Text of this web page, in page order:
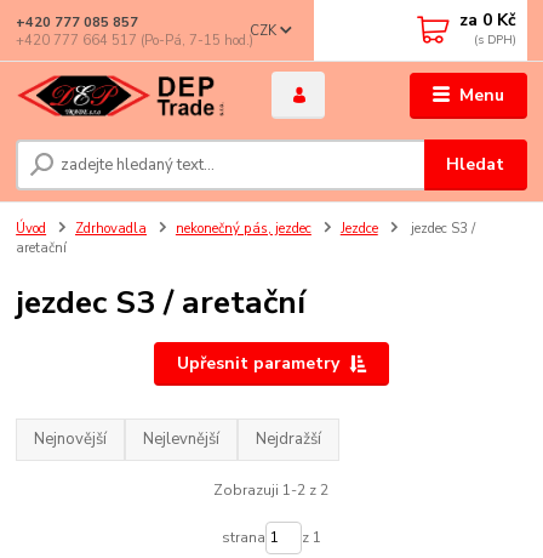
Menu
CZK
Hledat
+420 777 085 857
+420 777 664 517 (Po-Pá, 7-15 hod.)
za 0 Kč
Úvod Zdrhovadla nekonečný pás, jezdec Jezdce
jezdec S3 /
aretační
jezdec S3 / aretační
Upřesnit parametry
Nejnovější Nejlevnější Nejdražší
Zobrazuji 1-2 z 2
strana z 1